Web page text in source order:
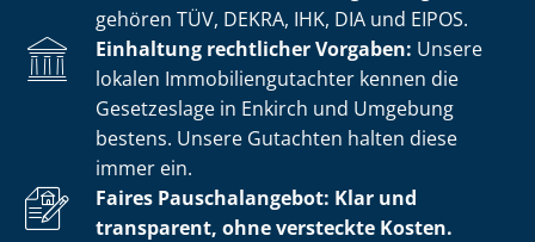
gehören TÜV, DEKRA, IHK, DIA und EIPOS.
Einhaltung rechtlicher Vorgaben: Unsere
lokalen Im­mo­bi­li­en­gut­ach­ter kennen die
Gesetzeslage in Enkirch und Umgebung
bestens. Unsere Gutachten halten diese
immer ein.
Faires Pauschalangebot: Klar und
transparent, ohne versteckte Kosten.